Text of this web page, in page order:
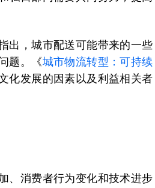
出，城市配送可能带来的一些
题。《城市物流转型：可持续
化发展的因素以及利益相关者
、消费者行为变化和技术进步